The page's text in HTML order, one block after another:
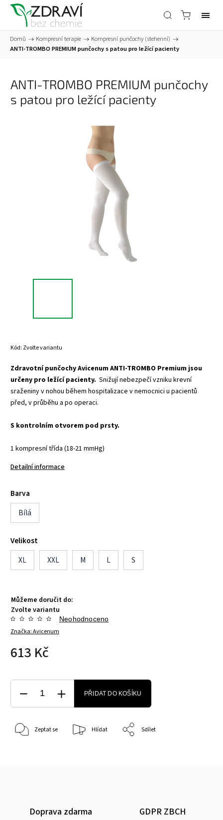
Domů / Kompresní terapie / Kompresní punčochy (stehenní) /
ANTI-TROMBO PREMIUM punčochy s patou pro ležící pacienty
ANTI-TROMBO PREMIUM punčochy
s patou pro ležící pacienty
Kód: Zvolte variantu
Zdravotní punčochy Avicenum ANTI-TROMBO Premium jsou
určeny pro ležící pacienty. Snižují nebezpečí vzniku krevní
sraženiny v nohou během hospitalizace v nemocnici u pacientů
před, v průběhu a po operaci.
S kontrolním otvorem pod prsty.
1 kompresní třída (18-21 mmHg)
Detailní informace
Barva
Bílá
Velikost
XL
XXL M L S
Můžeme doručit do:
Zvolte variantu
Značka:Avicenum
Neohodnoceno
613 Kč
PŘIDAT DO KOŠÍKU
Zeptat se Hlídat Sdílet
Doprava zdarma GDPR ZBCH